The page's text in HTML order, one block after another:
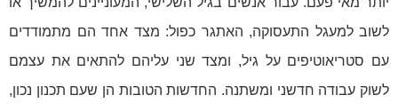
לשוב למעגל התעסוקה, האתגר כפול: מצד אחד הם מתמודדים
עם סטריאוטיפים על גיל, ומצד שני עליהם להתאים את עצמם
לשוק עבודה חדשני ומשתנה. החדשות הטובות הן שעם תכנון נכון,